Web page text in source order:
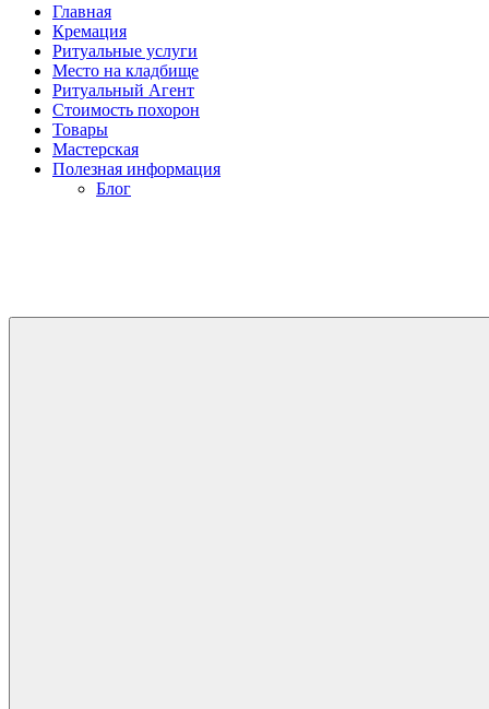
Главная
Кремация
Ритуальные услуги
Место на кладбище
Ритуальный Агент
Стоимость похорон
Товары
Мастерская
Полезная информация
Блог